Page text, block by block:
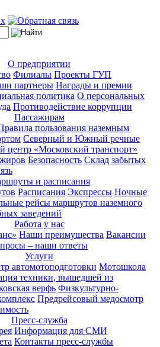
О предприятии
Филиалы Проекты ГУП
партнеры Награды и премии
политика О персональных
Противодействие коррупции
Пассажирам
пользования наземным
Северный и Южный речные
центр «Московский транспорт»
Безопасность Склад забытых
и расписания
Расписания Экспрессы Ночные
рейсы маршрутов наземного
заведений
Работа у нас
Наши преимущества Вакансии
– наши ответы
Услуги
автомотоподготовки Мотошкола
техники, вышедшей из
верфь Физкультурно-
Предрейсовый медосмотр
Пресс-служба
Информация для СМИ
Контакты пресс-службы